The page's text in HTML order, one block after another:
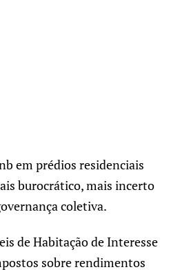
em prédios residenciais
burocrático, mais incerto
coletiva.
de Habitação de Interesse
sobre rendimentos